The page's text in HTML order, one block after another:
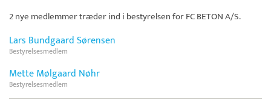
2 nye medlemmer træder ind i bestyrelsen forFC BETON A/S.
Lars Bundgaard Sørensen
Bestyrelsesmedlem
Mette Mølgaard Nøhr
Bestyrelsesmedlem